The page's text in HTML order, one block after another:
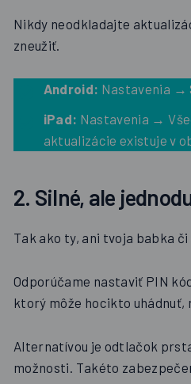
Nikdy neodkladajte
zneužiť.
Android: Nastavenia →
iPad: Nastavenia →
aktualizácie existuje v
2. Silné, ale
Tak ako ty, ani tvoja babka
Odporúčame nastaviť PIN
ktorý môže hocikto uhádnuť,
Alternatívou je odtlačok
možnosti. Takéto